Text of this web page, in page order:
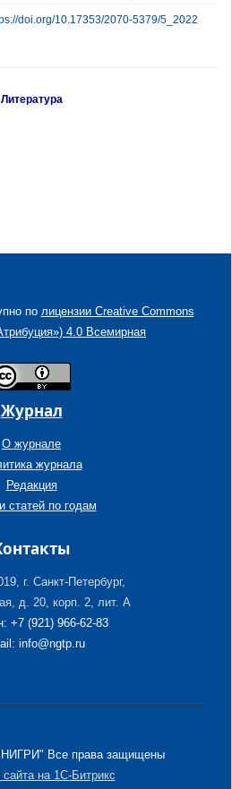
doi.org/10.17353/2070-5379/5_2022
Литература
по лицензии Creative Commons
4.0 Всемирная
Журнал
О журнале
журнала
Редакция
статей по годам
г. Санкт-Петербург,
д. 20, корп. 2, лит. А
+7 (921) 966-62-83
info@ngtp.ru
Все права защищены
на 1С-Битрикс